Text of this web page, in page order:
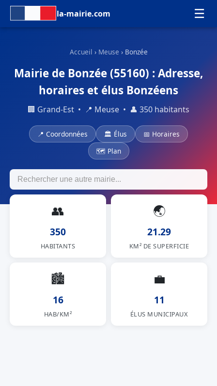
la-mairie.com ☰
Accueil › Meuse › Bonzée
Mairie de Bonzée (55160) : Adresse,
horaires et élus Bonzéens
🏢 Grand-Est • 📍 Meuse • 👤 350 habitants
📍 Coordonnées 🏛 Élus
📅 Horaires
🗺 Plan
👥
350
HABITANTS
🌏
21.29
KM² DE SUPERFICIE
🏙
16
HAB/KM²
💼
11
ÉLUS MUNICIPAUX